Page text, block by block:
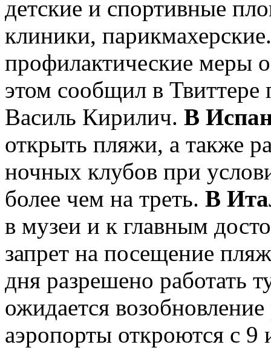
детские и спортивные
клиники,
профилактические меры
этом сообщил в
Василь Кирилич. В
открыть пляжи, а также
ночных клубов при
более чем на треть. В
в музеи и к главным
запрет на посещение
дня разрешено работать
ожидается
аэропорты откроются с